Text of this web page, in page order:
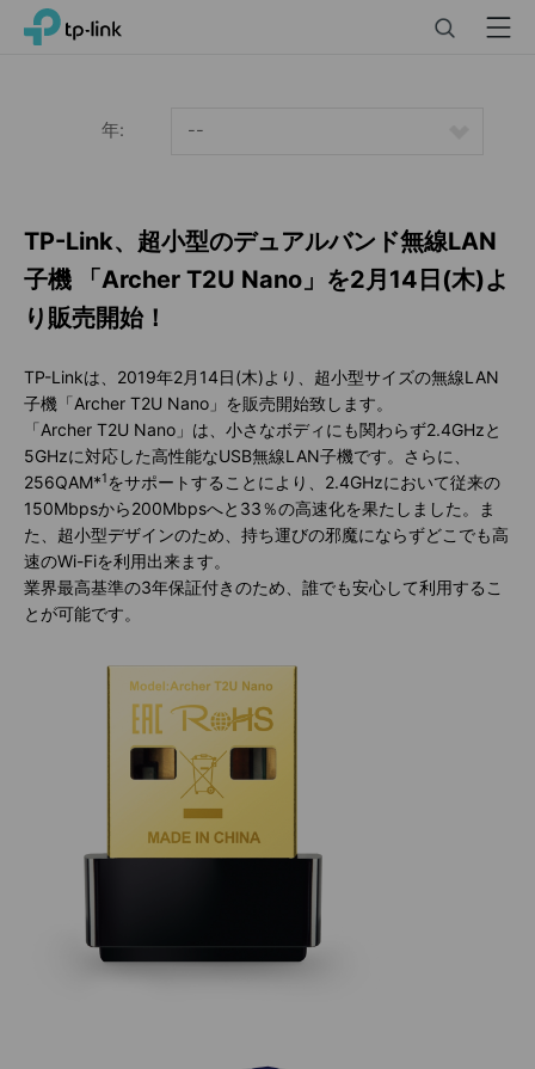
ClickTP-Link, Reliably Smart Menu
年: --
TP-Link、超小型のデュアルバンド無線LAN
子機 「Archer T2U Nano」を2月14日(木)よ
り販売開始！
TP-Linkは、2019年2月14日(木)より、超小型サイズの無線LAN
子機「Archer T2U Nano」を販売開始致します。
「Archer T2U Nano」は、小さなボディにも関わらず2.4GHzと
5GHzに対応した高性能なUSB無線LAN子機です。さらに、
256QAM*1をサポートすることにより、2.4GHzにおいて従来の
150Mbpsから200Mbpsへと33％の高速化を果たしました。ま
た、超小型デザインのため、持ち運びの邪魔にならずどこでも高
速のWi-Fiを利用出来ます。
業界最高基準の3年保証付きのため、誰でも安心して利用するこ
とが可能です。